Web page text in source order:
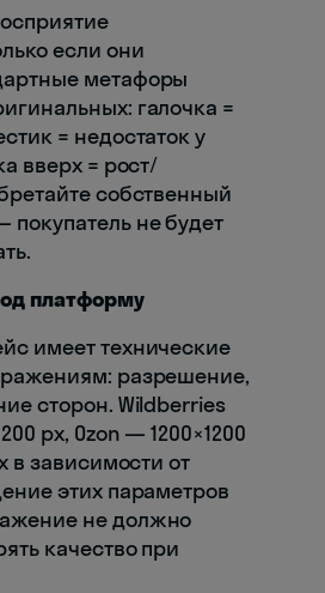
если они
метафоры
галочка =
= недостаток у
вверх = рост/
собственный
не будет
платформу
имеет технические
разрешение,
сторон. Wildberries
px, Ozon — 1200×1200
в зависимости от
этих параметров
не должно
качество при